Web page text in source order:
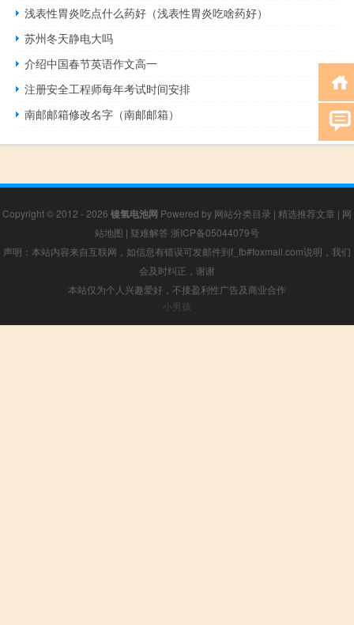
浅表性胃炎吃点什么药好（浅表性胃炎吃啥药好）
苏州冬天静电大吗
介绍中国春节英语作文高一
注册安全工程师每年考试时间安排
南邮邮箱修改名字（南邮邮箱）
Copyright © 2012 - 2026 镍氢电池网 Powered by 网站分类目录 | 精选推荐文章 | 网
站地图 | 疑难解答 浙ICP备05044079号
声明：本站内容来自互联网，如信息有错误可发邮件到f_fb#foxmail.com说明，我们
会及时纠正，谢谢
本站仅为个人兴趣爱好，不接盈利性广告及商业合作
小男孩